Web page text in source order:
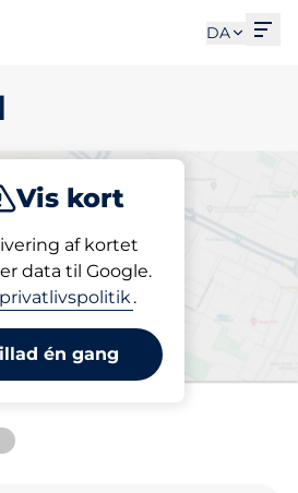
DA
Vis kort
af kortet
data til Google.
privatlivspolitik.
én gang
Parkering
i Esbjerg